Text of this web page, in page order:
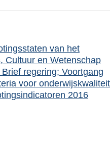
van het
Cultuur en Wetenschap
regering; Voortgang
voor onderwijskwaliteit
2016